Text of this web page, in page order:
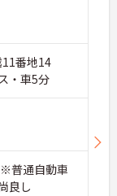
番地14
・車5分
普通自動車
良し